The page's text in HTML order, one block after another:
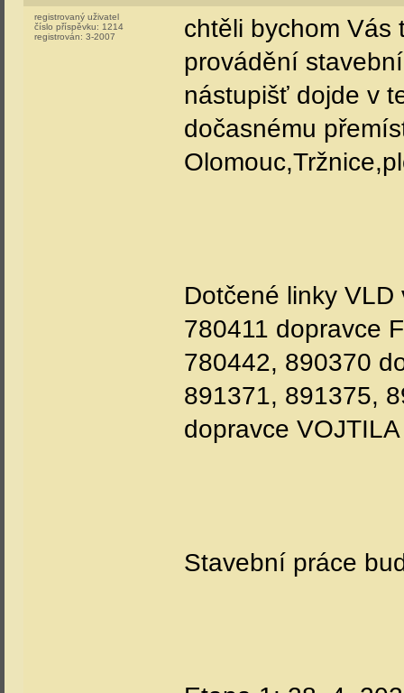
registrovaný uživatel
číslo příspěvku: 1214
registrován: 3-2007
chtěli bychom Vás
provádění
nástupišť dojde v
dočasnému
Dotčené linky
780411 dopravce
780442, 890370
891371, 891375,
dopravce
Stavební práce